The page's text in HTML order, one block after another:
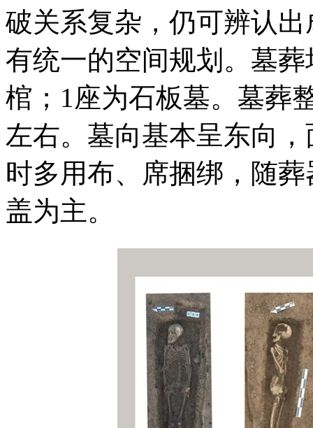
破关系复杂，仍可辨认
有统一的空间规划。墓
棺；1座为石板墓。墓葬
左右。墓向基本呈东向
时多用布、席捆绑，随
盖为主。